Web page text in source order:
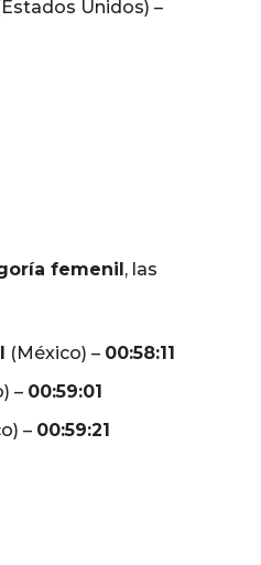
Unidos) –
femenil , las
(México) – 00:58:11
– 00:59:01
– 00:59:21